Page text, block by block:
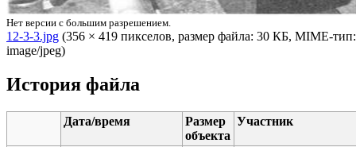
Нет версии с большим разрешением.
12-3-3.jpg ‎ (356 × 419 пикселов, размер файла: 30 КБ, MIME-тип:
image/jpeg)
История файла
Дата/время
Размер
объекта
Участник